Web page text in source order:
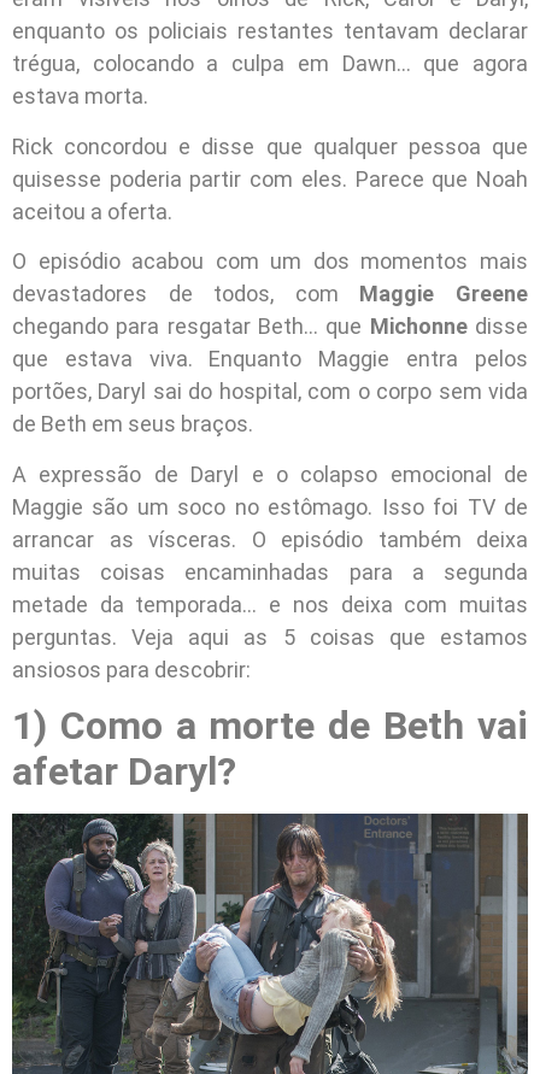
enquanto os policiais restantes tentavam declarar
trégua, colocando a culpa em Dawn… que agora
estava morta.
Rick concordou e disse que qualquer pessoa que
quisesse poderia partir com eles. Parece que Noah
aceitou a oferta.
O episódio acabou com um dos momentos mais
devastadores de todos, com Maggie Greene
chegando para resgatar Beth… que Michonnedisse
que estava viva. Enquanto Maggie entra pelos
portões, Daryl sai do hospital, com o corpo sem vida
de Beth em seus braços.
A expressão de Daryl e o colapso emocional de
Maggie são um soco no estômago. Isso foi TV de
arrancar as vísceras. O episódio também deixa
muitas coisas encaminhadas para a segunda
metade da temporada… e nos deixa com muitas
perguntas. Veja aqui as 5 coisas que estamos
ansiosos para descobrir:
1) Como a morte de Beth vai
afetar Daryl?